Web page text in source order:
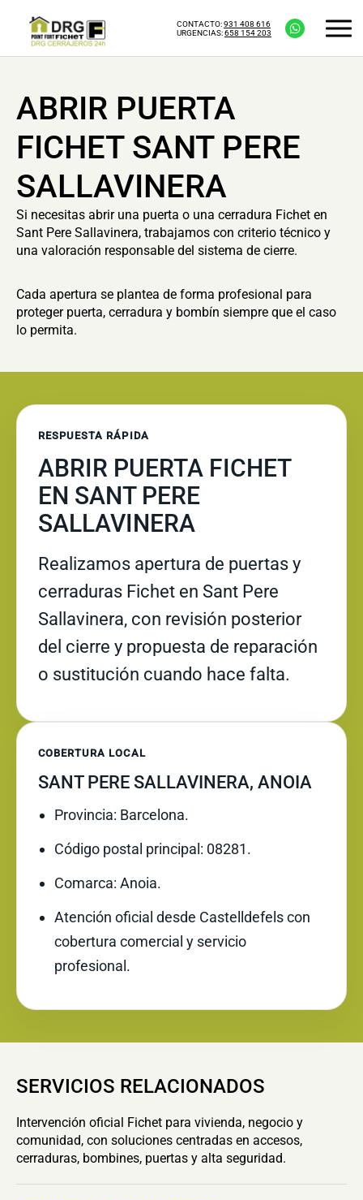
CONTACTO:931 408 616
URGENCIAS:658 154 203
ABRIR PUERTA
FICHET SANT PERE
SALLAVINERA
Si necesitas abrir una puerta o una cerradura Fichet en
Sant Pere Sallavinera, trabajamos con criterio técnico y
una valoración responsable del sistema de cierre.
Cada apertura se plantea de forma profesional para
proteger puerta, cerradura y bombín siempre que el caso
lo permita.
RESPUESTA RÁPIDA
ABRIR PUERTA FICHET
EN SANT PERE
SALLAVINERA
Realizamos apertura de puertas y
cerraduras Fichet en Sant Pere
Sallavinera, con revisión posterior
del cierre y propuesta de reparación
o sustitución cuando hace falta.
COBERTURA LOCAL
SANT PERE SALLAVINERA, ANOIA
Provincia: Barcelona.
Código postal principal: 08281.
Comarca: Anoia.
Atención oficial desde Castelldefels con
cobertura comercial y servicio
profesional.
SERVICIOS RELACIONADOS
Intervención oficial Fichet para vivienda, negocio y
comunidad, con soluciones centradas en accesos,
cerraduras, bombines, puertas y alta seguridad.